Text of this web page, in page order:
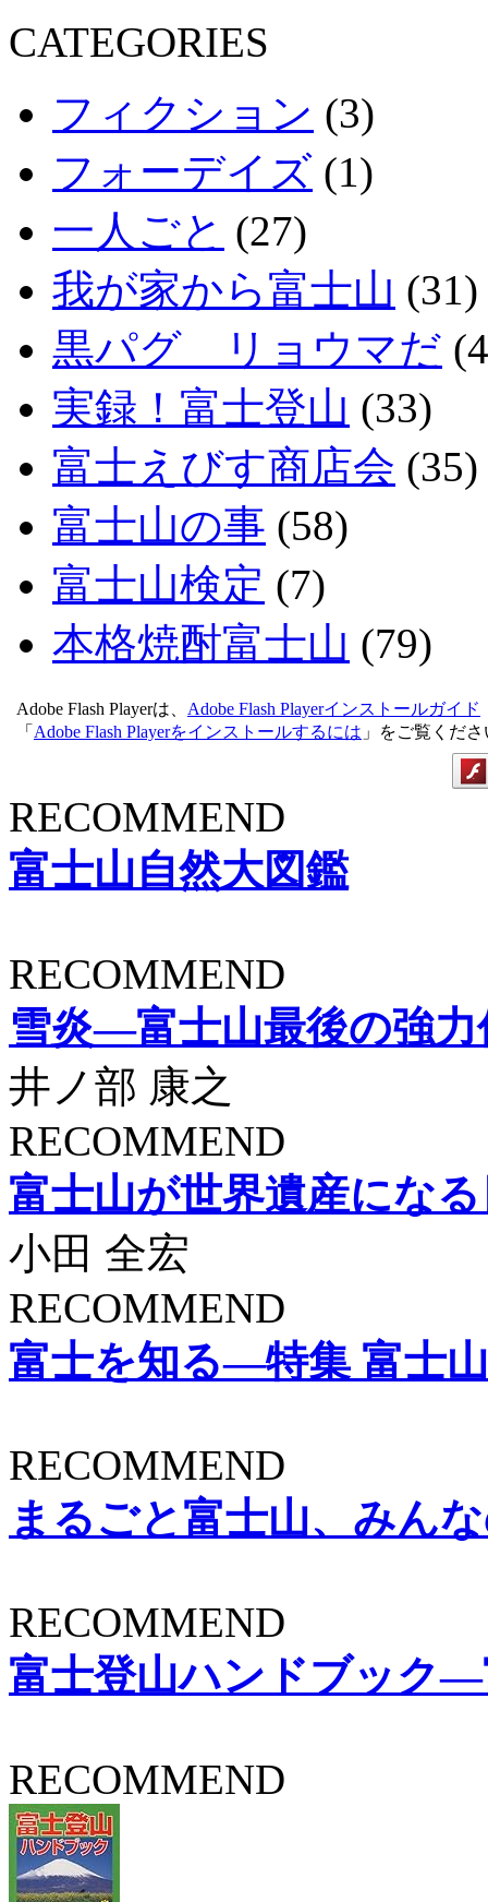
CATEGORIES
フィクション (3)
フォーデイズ (1)
一人ごと (27)
我が家から富士山 (31)
黒パグ リョウマだ
実録！富士登山 (33)
富士えびす商店会 (35)
富士山の事 (58)
富士山検定 (7)
本格焼酎富士山 (79)
Adobe Flash Playerは、 Adobe Flash Playerインストールガイド
「 Adobe Flash Playerをインストールするには 」をご覧くだ
RECOMMEND
富士山自然大図鑑
RECOMMEND
雪炎―富士山最後の強力
井ノ部 康之
RECOMMEND
富士山が世界遺産にな
小田 全宏
RECOMMEND
富士を知る―特集 富士
RECOMMEND
まるごと富士山、みん
RECOMMEND
富士登山ハンドブック
RECOMMEND